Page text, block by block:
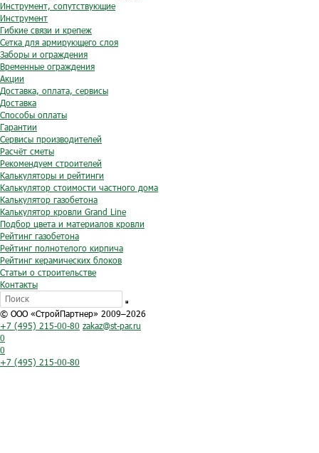
Инструмент, сопутствующие
Инструмент
Гибкие связи и крепеж
Сетка для армирующего слоя
Заборы и ограждения
Временные ограждения
Акции
Доставка, оплата, сервисы
Доставка
Способы оплаты
Гарантии
Сервисы производителей
Расчёт сметы
Рекомендуем строителей
Калькуляторы и рейтинги
Калькулятор стоимости частного дома
Калькулятор газобетона
Калькулятор кровли Grand Line
Подбор цвета и материалов кровли
Рейтинг газобетона
Рейтинг полнотелого кирпича
Рейтинг керамических блоков
Статьи о строительстве
Контакты
© ООО «СтройПартнер» 2009–2026
+7 (495) 215-00-80 zakaz@st-par.ru
0
0
+7 (495) 215-00-80